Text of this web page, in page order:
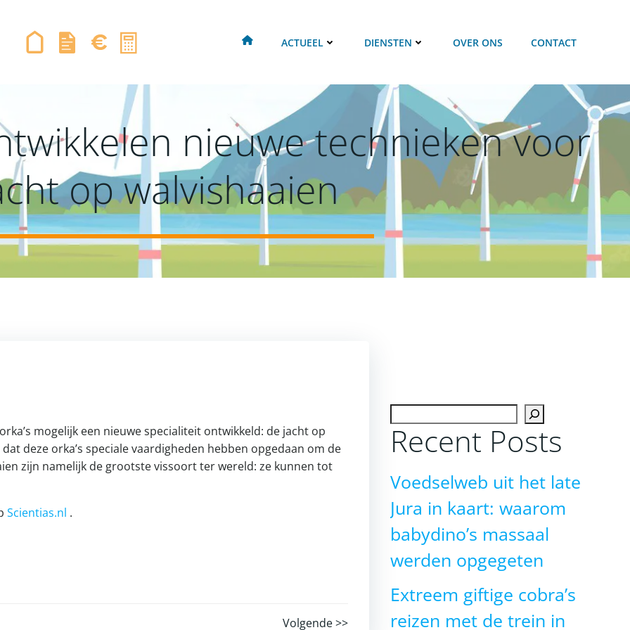
ACTUEEL DIENSTEN OVER ONS CONTACT
nieuwe technieken voor
op walvishaaien
mogelijk een nieuwe specialiteit ontwikkeld: de jacht op
deze orka’s speciale vaardigheden hebben opgedaan om de
zijn namelijk de grootste vissoort ter wereld: ze kunnen tot
Scientias.nl .
Volgende >>
Recent Posts
Voedselweb uit het late
Jura in kaart: waarom
babydino’s massaal
werden opgegeten
Extreem giftige cobra’s
reizen met de trein in